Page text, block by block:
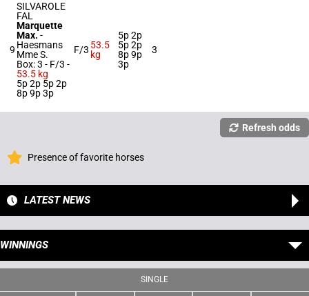
9
SILVAROLE
FAL
Marquette
Max. -
Haesmans
Mme S.
Box: 3 - F/3 -
53.5 kg
5p 2p 5p 2p
8p 9p 3p
F/3 53.5
kg
5p 2p
5p 2p
8p 9p
3p
3
Refresh odds
Presence of favorite horses
LATEST NEWS
WINNINGS
SINGLE